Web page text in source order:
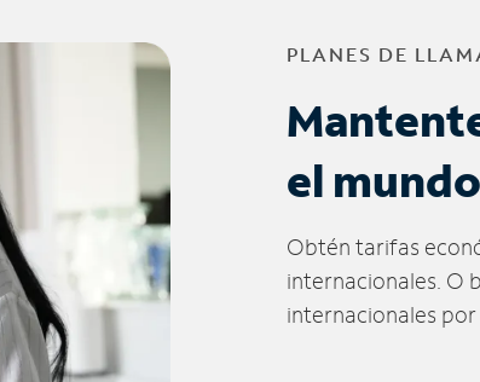
PLANES DE
el mundo
Obtén tarifas
internacionales. O
internacionales